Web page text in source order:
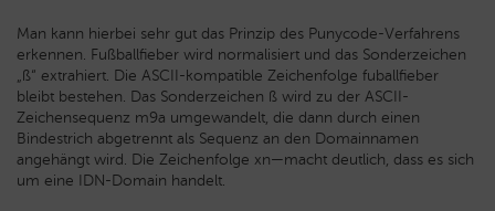
Man kann hierbei sehr gut das Prinzip des Punycode-Verfahrens
erkennen. Fußballfieber wird normalisiert und das Sonderzeichen
„ß“ extrahiert. Die ASCII-kompatible Zeichenfolge fuballfieber
bleibt bestehen. Das Sonderzeichen ß wird zu der ASCII-
Zeichensequenz m9a umgewandelt, die dann durch einen
Bindestrich abgetrennt als Sequenz an den Domainnamen
angehängt wird. Die Zeichenfolge xn—macht deutlich, dass es sich
um eine IDN-Domain handelt.